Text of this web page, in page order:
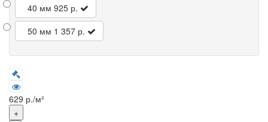
40 мм 925 р.
50 мм 1 357 р.
629 р./м²
+